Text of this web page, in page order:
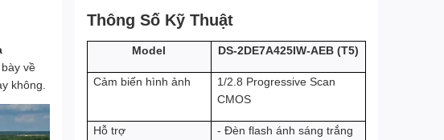
về
không.
Thông Số Kỹ Thuật
Model DS-2DE7A425IW-AEB (T5)
Cảm biến hình ảnh
1/2.8 Progressive Scan
CMOS
Hỗ trợ
- Đèn flash ánh sáng trắng